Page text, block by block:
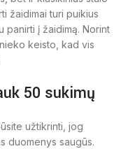
žaidimai turi puikius
į žaidimą. Norint
keisto, kad vis
50 sukimų
užtikrinti, jog
duomenys saugūs.